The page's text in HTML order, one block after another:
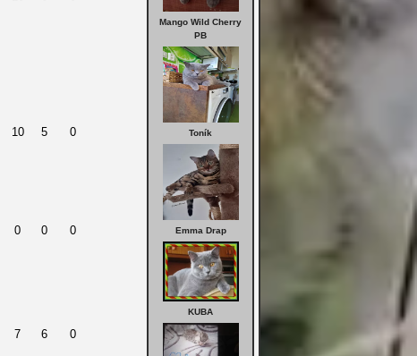
Mango Wild Cherry
PB
Toník
Emma Drap
KUBA
10 5 0
0 0 0
7 6 0